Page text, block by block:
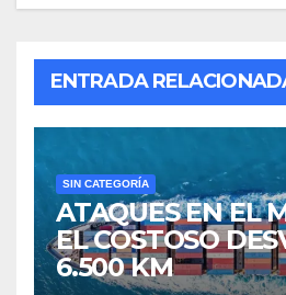
ENTRADA
SIN CATEGORÍA
ATAQUES EN EL
EL COSTOSO
6.500 KM